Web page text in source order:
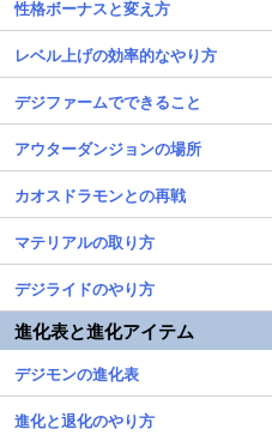
性格ボーナスと変え方
レベル上げの効率的なやり方
デジファームでできること
アウターダンジョンの場所
カオスドラモンとの再戦
マテリアルの取り方
デジライドのやり方
進化表と進化アイテム
デジモンの進化表
進化と退化のやり方